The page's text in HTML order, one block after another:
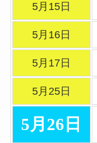
5月15日
5月16日
5月17日
5月25日
5月26日